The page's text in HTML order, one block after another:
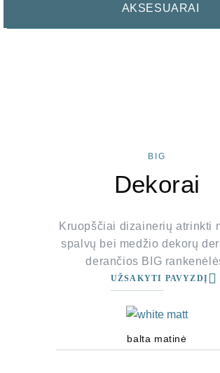
AKSESUARAI
balta matinė
Dekorai
BIG
Kruopščiai dizainerių atrinkti
spalvų bei medžio dekorų
derančios BIG
UŽSAKYTI PAVYZDĮ